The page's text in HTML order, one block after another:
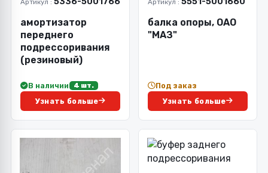
амортизатор
переднего
подрессоривания
(резиновый)
В наличии 4 шт.
Узнать больше
балка опоры, ОАО
"МАЗ"
Под заказ
Узнать больше